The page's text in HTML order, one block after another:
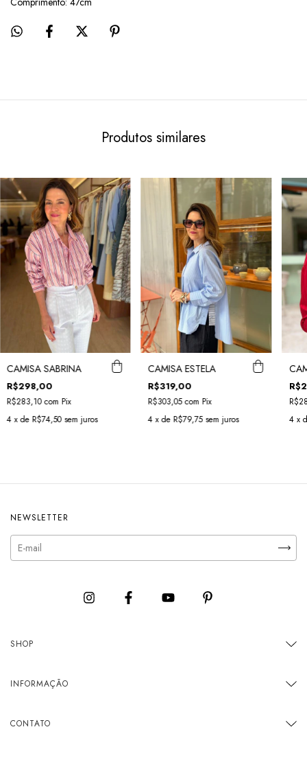
Produtos similares
CAMISA SABRINA
R$298,00
R$283,10com Pix
4 x de R$74,50 sem juros
CAMISA ESTELA
R$319,00
R$303,05com Pix
4 x de R$79,75 sem juros
4 x
NEWSLETTER
SHOP
INFORMAÇÃO
CONTATO